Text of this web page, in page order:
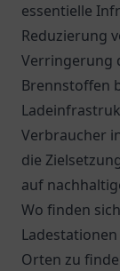
essentielle
Reduzierung
Verringerung
Brennstoffen
Verbraucher
die
auf
Wo finden
Orten zu